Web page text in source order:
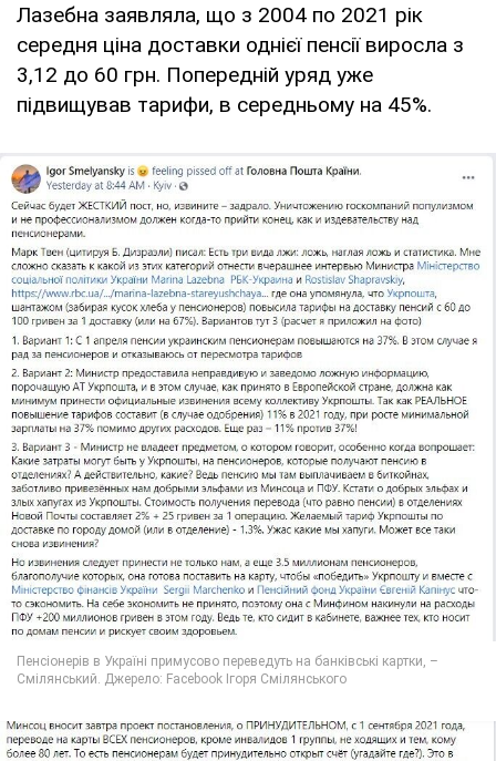
Лазебна заявляла, що з 2004 по 2021 рік
середня ціна доставки однієї пенсії виросла з
3,12 до 60 грн. Попередній уряд уже
підвищував тарифи, в середньому на 45%.